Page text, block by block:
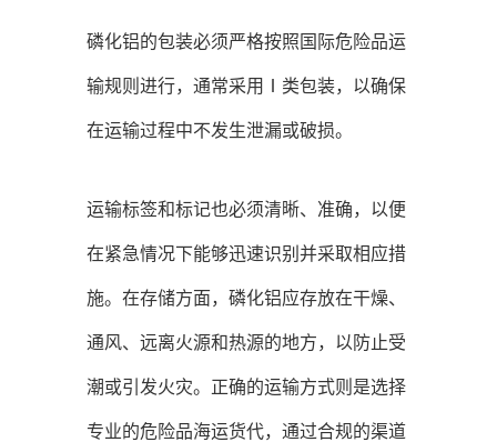
磷化铝的包装必须严格按照国际危险品运
输规则进行，通常采用Ⅰ类包装，以确保
在运输过程中不发生泄漏或破损。
运输标签和标记也必须清晰、准确，以便
在紧急情况下能够迅速识别并采取相应措
施。在存储方面，磷化铝应存放在干燥、
通风、远离火源和热源的地方，以防止受
潮或引发火灾。正确的运输方式则是选择
专业的危险品海运货代，通过合规的渠道